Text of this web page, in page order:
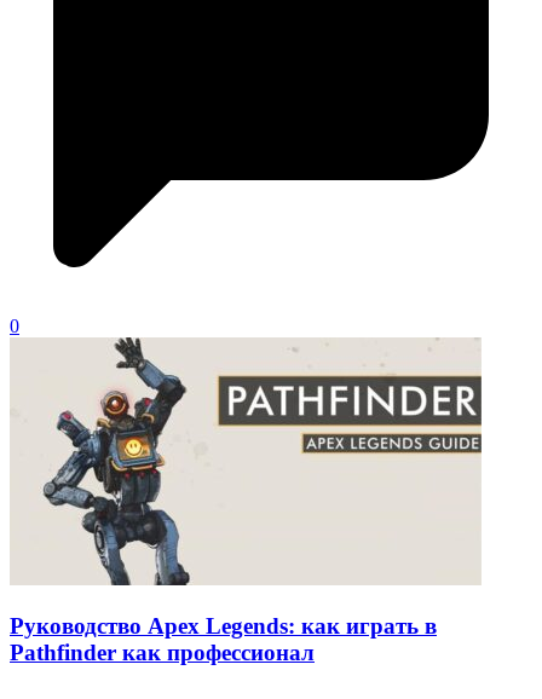
0
Руководство Apex Legends: как играть в
Pathfinder как профессионал